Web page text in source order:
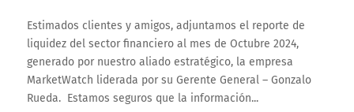
Estimados clientes y amigos, adjuntamos el reporte de
liquidez del sector financiero al mes de Octubre 2024,
generado por nuestro aliado estratégico, la empresa
MarketWatch liderada por su Gerente General – Gonzalo
Rueda. Estamos seguros que la información...